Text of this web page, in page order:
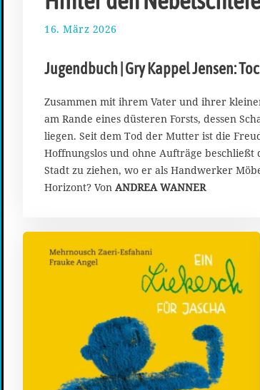
16. März 2026
M
r
z
0
2
6
Jugendbuch | Gry Kappel Jensen:
Zusammen mit ihrem Vater und ihrer
am Rande eines düsteren Forsts, dessen
liegen. Seit dem Tod der Mutter ist die
Hoffnungslos und ohne Aufträge
Stadt zu ziehen, wo er als Handwerker
Horizont? Von ANDREA WANNER